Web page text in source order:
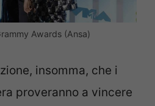
Awards (Ansa)
insomma, che i
proveranno a vincere